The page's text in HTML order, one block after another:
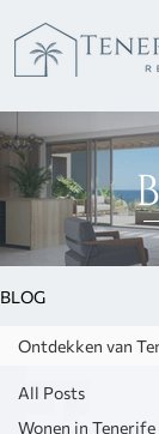
BLOG
All Posts
Wonen in Tenerife
Ontdekken van